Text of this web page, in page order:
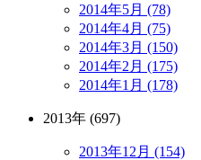
2014年5月 (78)
2014年4月 (75)
2014年3月 (150)
2014年2月 (175)
2014年1月 (178)
2013年 (697)
2013年12月 (154)